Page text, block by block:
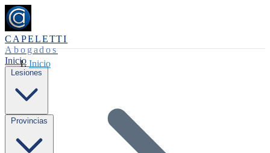
CAPELETTI
Abogados
Inicio Inicio